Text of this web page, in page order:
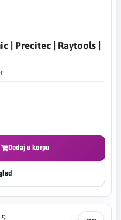
| Precitec | Raytools |
Dodaj u korpu